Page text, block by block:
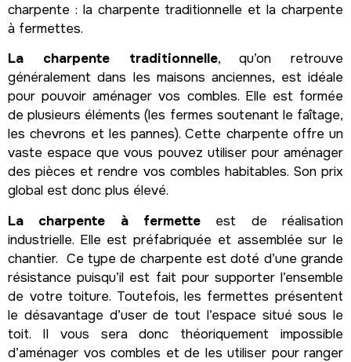
charpente : la charpente traditionnelle et la charpente
à fermettes.
La charpente traditionnelle, qu’on retrouve
généralement dans les maisons anciennes, est idéale
pour pouvoir aménager vos combles. Elle est formée
de plusieurs éléments (les fermes soutenant le faîtage,
les chevrons et les pannes). Cette charpente offre un
vaste espace que vous pouvez utiliser pour aménager
des pièces et rendre vos combles habitables. Son prix
global est donc plus élevé.
La charpente à fermette est de réalisation
industrielle. Elle est préfabriquée et assemblée sur le
chantier. Ce type de charpente est doté d’une grande
résistance puisqu’il est fait pour supporter l’ensemble
de votre toiture. Toutefois, les fermettes présentent
le désavantage d’user de tout l’espace situé sous le
toit. Il vous sera donc théoriquement impossible
d’aménager vos combles et de les utiliser pour ranger